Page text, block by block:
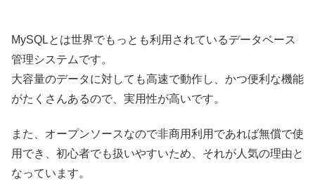
MySQLとは世界でもっとも利用されているデータベース
管理システムです。
大容量のデータに対しても高速で動作し、かつ便利な機能
がたくさんあるので、実用性が高いです。
また、オープンソースなので非商用利用であれば無償で使
用でき、初心者でも扱いやすいため、それが人気の理由と
なっています。